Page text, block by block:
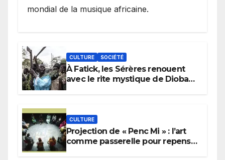
mondial de la musique africaine.
CULTURE SOCIÉTÉ
À Fatick, les Sérères renouent
avec le rite mystique de Diobaye
CULTURE
Projection de « Penc Mi » : l’art
comme passerelle pour repenser